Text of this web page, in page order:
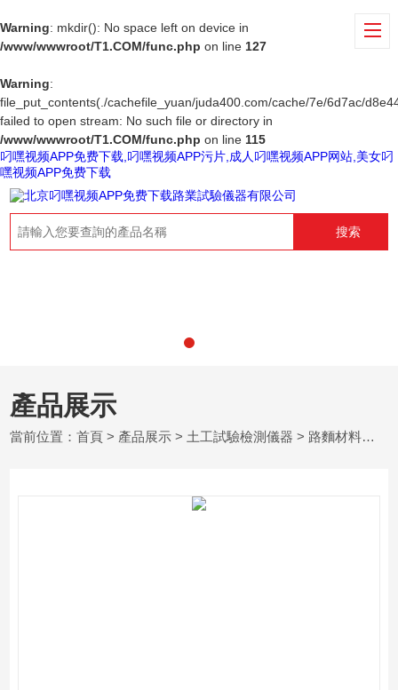
Warning: mkdir(): No space left on device in
/www/wwwroot/T1.COM/func.php on line 127
Warning:
file_put_contents(./cachefile_yuan/juda400.com/cache/7e/6d7ac/
failed to open stream: No such file or directory in
/www/wwwroot/T1.COM/func.php on line 115
叼嘿视频APP免费下载,叼嘿视频APP污片,成人叼嘿视频APP网站,美女叼
嘿视频APP免费下载
搜索
產品展示
當前位置：首頁 > 產品展示 > 土工試驗檢測儀器 > 路麵材料強度試驗儀